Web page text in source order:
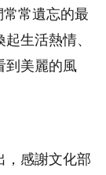
常遺忘的最
生活熱情、
到美麗的風
，感謝文化部